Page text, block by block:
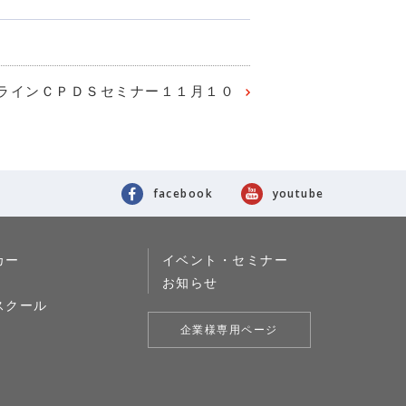
インＣＰＤＳセミナー１１月１０
facebook youtube
ー
クール
イベント・セミナー
お知らせ
企業様専用ページ